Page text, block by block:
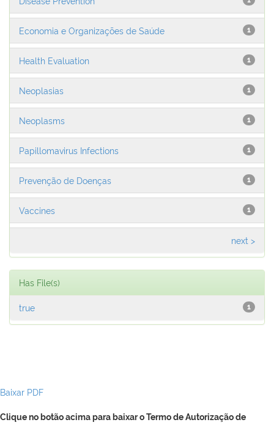
1
Economia e Organizações de Saúde
1
Health Evaluation
1
Neoplasias
1
Neoplasms
1
Papillomavirus Infections
1
Prevenção de Doenças
1
Vaccines
next >
Has File(s)
1
true
Baixar PDF
Clique no botão acima para baixar o Termo de Autorização de